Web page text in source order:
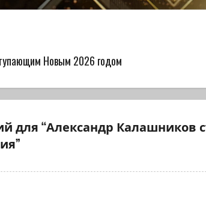
Новым 2026 годом
для “Александр Калашников
”